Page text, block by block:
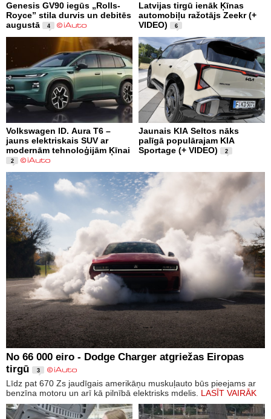
Genesis GV90 iegūs „Rolls-
Royce” stila durvis un debitēs
augustā
4
Latvijas tirgū ienāk Ķīnas
automobiļu ražotājs Zeekr (+
VIDEO)
6
Volkswagen ID. Aura T6 –
jauns elektriskais SUV ar
modernām tehnoloģijām Ķīnai
2
Jaunais KIA Seltos nāks
palīgā populārajam KIA
Sportage (+ VIDEO)
2
No 66 000 eiro - Dodge Charger atgriežas Eiropas
tirgū
3
Līdz pat 670 Zs jaudīgais amerikāņu muskuļauto būs pieejams ar
benzīna motoru un arī kā pilnībā elektrisks mdelis. LASĪT VAIRĀK